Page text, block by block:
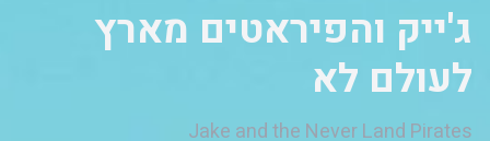
ג'ייק והפיראטים מארץ
לעולם לא
Jake and the Never Land Pirates